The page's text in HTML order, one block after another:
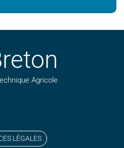
Agricole
LÉGALES